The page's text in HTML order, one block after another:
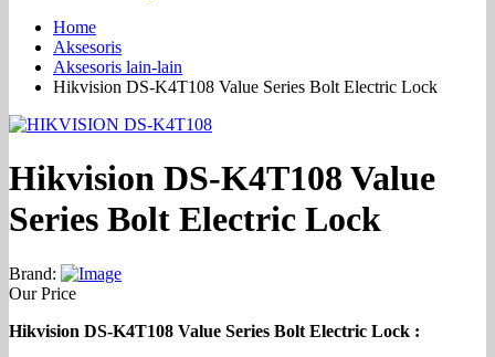
Home
Aksesoris
Aksesoris lain-lain
Hikvision DS-K4T108 Value Series Bolt Electric Lock
Hikvision DS-K4T108 Value
Series Bolt Electric Lock
Brand:
Our Price
Hikvision DS-K4T108 Value Series Bolt Electric Lock :